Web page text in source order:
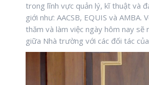
trong lĩnh vực quản lý, kĩ thuật và
giới như: AACSB, EQUIS và
thăm và làm việc ngày hôm nay
giữa Nhà trường với các đối tác